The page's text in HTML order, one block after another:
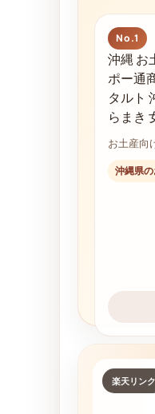
No.1
沖縄 お
ポー通
タルト
らまき
お土産向
沖縄県
楽天リンク